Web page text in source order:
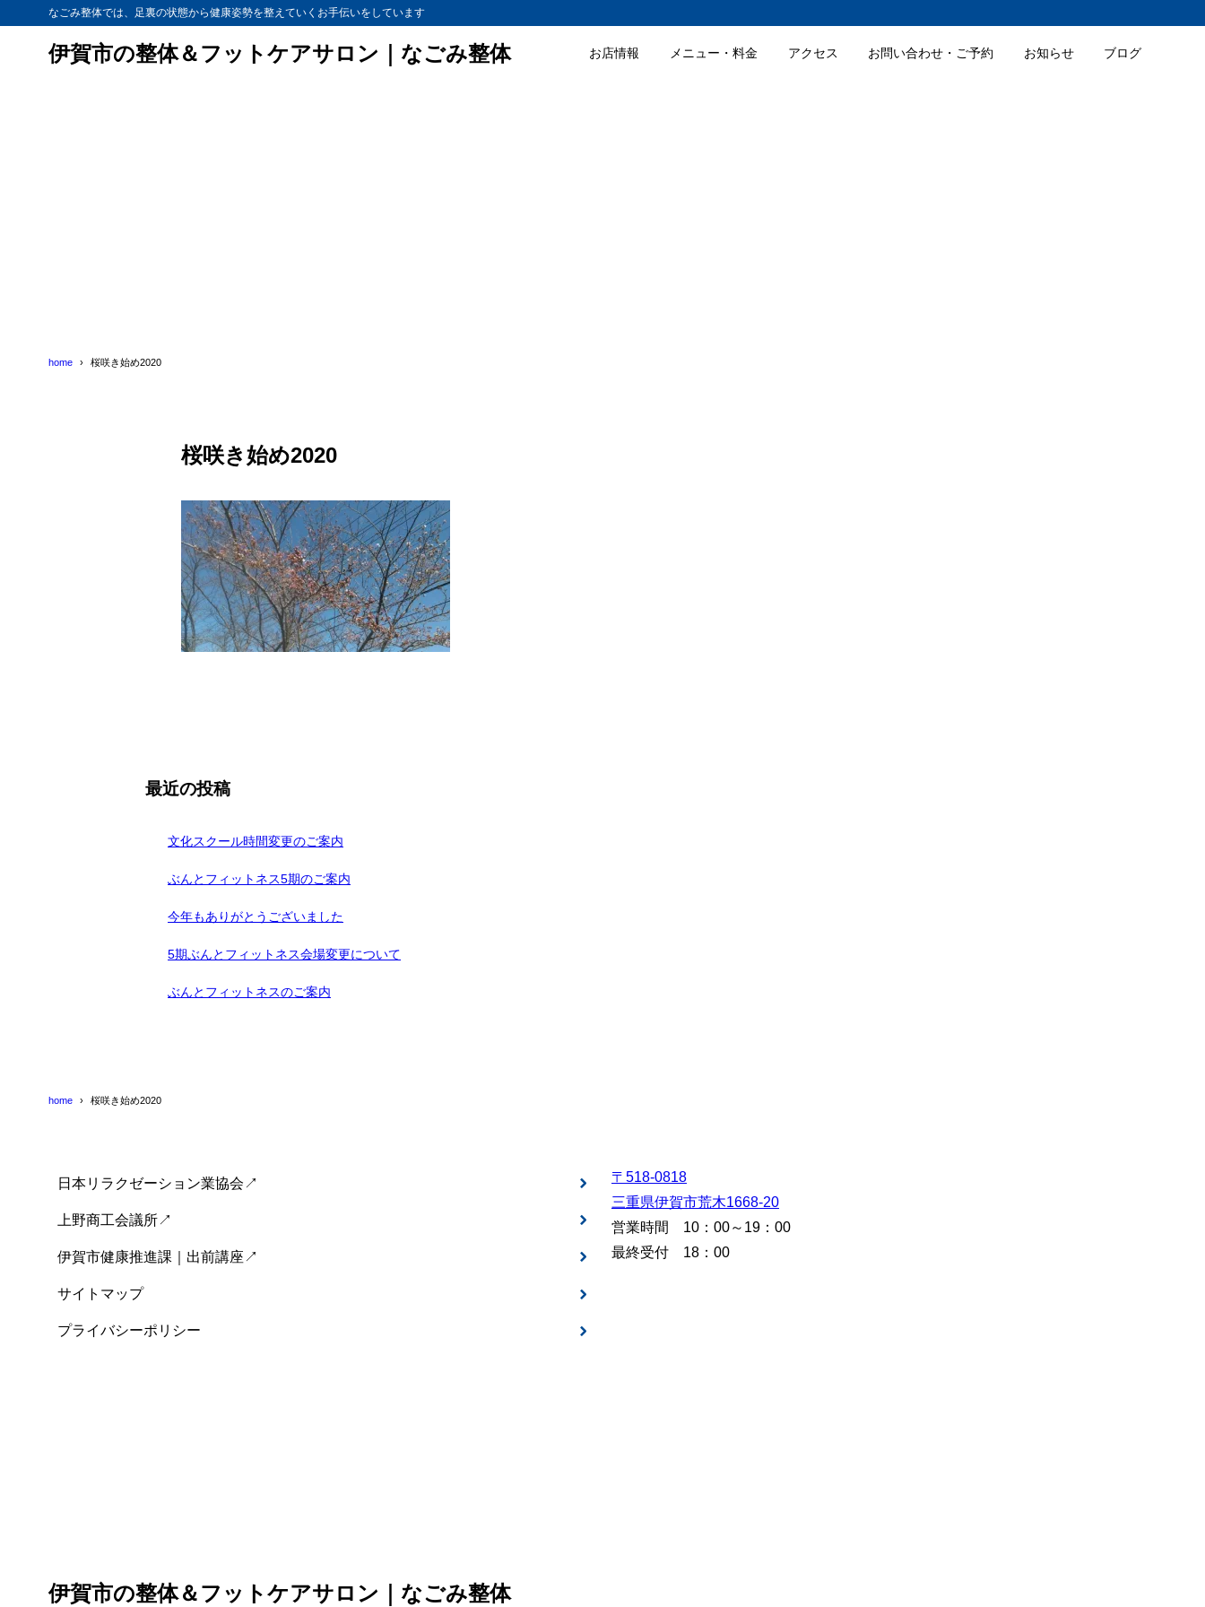
なごみ整体では、足裏の状態から健康姿勢を整えていくお手伝いをしています
伊賀市の整体＆フットケアサロン｜なごみ整体 お店情報 メニュー・料金 アクセス お問い合わせ・ご予約 お知らせ ブログ
home 桜咲き始め2020
桜咲き始め2020
最近の投稿
文化スクール時間変更のご案内
ぶんとフィットネス5期のご案内
今年もありがとうございました
5期ぶんとフィットネス会場変更について
ぶんとフィットネスのご案内
home 桜咲き始め2020
日本リラクゼーション業協会↗
上野商工会議所↗
伊賀市健康推進課｜出前講座↗
サイトマップ
プライバシーポリシー
〒518-0818
三重県伊賀市荒木1668-20
営業時間 10：00～19：00
最終受付 18：00
伊賀市の整体＆フットケアサロン｜なごみ整体